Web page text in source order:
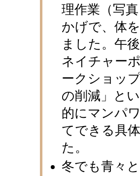
理作業（写
かげで、体
ました。午
ネイチャー
ークショッ
の削減」と
的にマンパ
てできる具
た。
冬でも青々